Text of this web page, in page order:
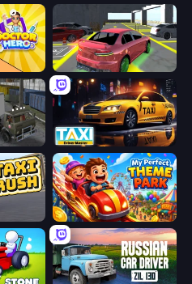
Garage Parking
Russian Kamaz Truck Driver Taxi Driver: Master
My Perfect Theme Park